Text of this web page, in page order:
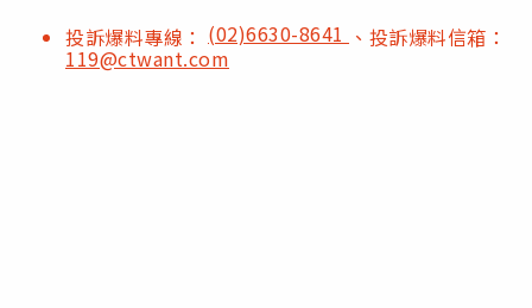
投訴爆料專線： (02)6630-8641 、投訴爆料信箱：
119@ctwant.com